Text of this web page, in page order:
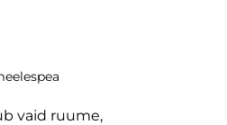
vaid ruume,